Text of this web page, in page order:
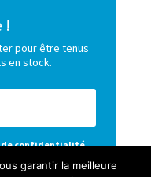
!
pour être tenus
en stock.
confidentialité
garantir la meilleure